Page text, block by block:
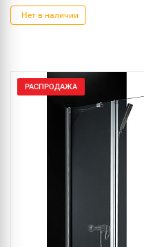
Нет в наличии
РАСПРОДАЖА